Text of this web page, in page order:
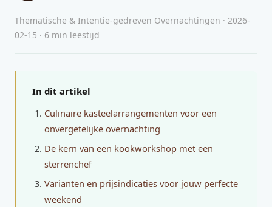
Thematische & Intentie-gedreven Overnachtingen · 2026-
02-15 · 6 min leestijd
In dit artikel
Culinaire kasteelarrangementen voor een
onvergetelijke overnachting
De kern van een kookworkshop met een
sterrenchef
Varianten en prijsindicaties voor jouw perfecte
weekend